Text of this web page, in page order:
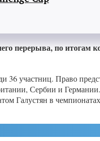
перерыва, по итогам
36 участниц. Право
Сербии и
Галустян в